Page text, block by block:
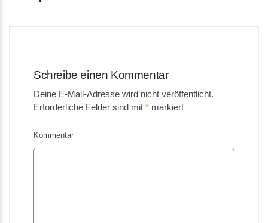
navigation
Schreibe einen Kommentar
Deine E-Mail-Adresse wird nicht veröffentlicht.
Erforderliche Felder sind mit * markiert
Kommentar